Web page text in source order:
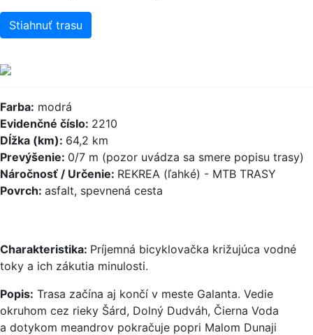
Stiahnuť trasu
Farba: modrá
Evidenčné číslo: 2210
Dĺžka (km): 64,2 km
Prevýšenie: 0/7 m (pozor uvádza sa smere popisu trasy)
Náročnosť / Určenie: REKREA (ľahké) - MTB TRASY
Povrch: asfalt, spevnená cesta
Charakteristika: Príjemná bicyklovačka križujúca vodné
toky a ich zákutia minulosti.
Popis: Trasa začína aj končí v meste Galanta. Vedie
okruhom cez rieky Šárd, Dolný Dudváh, Čierna Voda
a dotykom meandrov pokračuje popri Malom Dunaji